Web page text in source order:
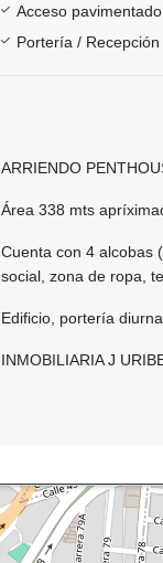
Acceso pavimentado
Portería / Recepción
ARRIENDO
Área 338 mts
Cuenta con 4 alcobas
social, zona de ropa,
Edificio, portería diurna
INMOBILIARIA J